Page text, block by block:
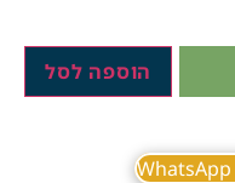
הוספה לסל